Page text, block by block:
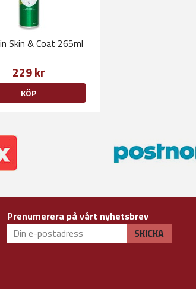
Skin & Coat 265ml
229 kr
KÖP
Prenumerera på vårt nyhetsbrev
SKICKA